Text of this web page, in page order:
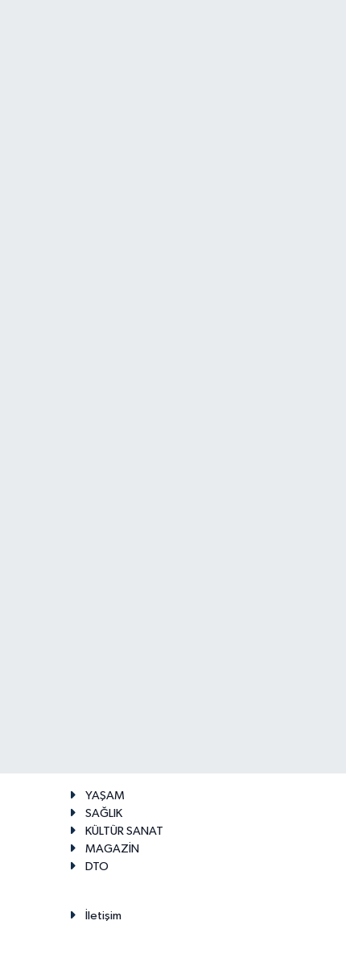
YAŞAM
SAĞLIK
KÜLTÜR SANAT
MAGAZİN
DTO
İletişim